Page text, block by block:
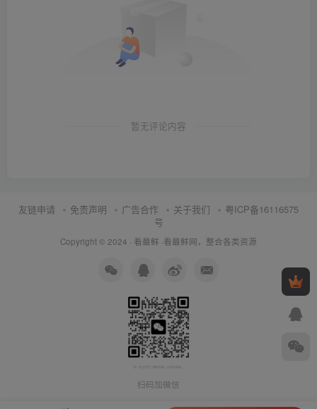
暂无评论内容
友链申请 免责声明 广告合作 关于我们
粤ICP备16116575
号
Copyright © 2024 · 看最鲜 ·看最鲜网，整合各类资源
扫码加微信